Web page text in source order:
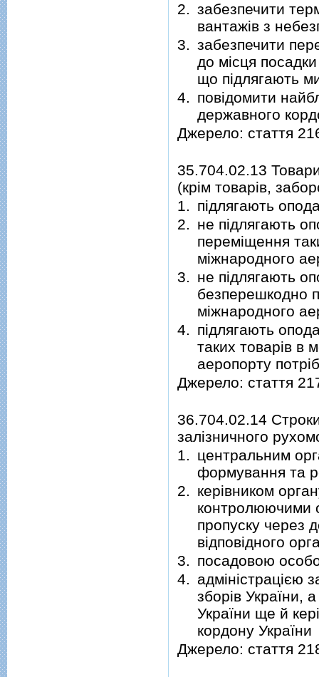
2. забезпечити
вантажів з
3. забезпечити
до місця
що підлягають
4. повідомити
державного
Джерело: стаття
35.704.02.13
(крім товарів,
1. підлягають
2. не підлягають
переміщення
міжнародного
3. не підлягають
безперешкодно
міжнародного
4. підлягають
таких товарів в
аеропорту
Джерело: стаття
36.704.02.14
залізничного
1. центральним
формування та
2. керівником
контролюючими
пропуску через
відповідного
3. посадовою
4. адміністрацією
зборів України,
України ще й
кордону України
Джерело: стаття